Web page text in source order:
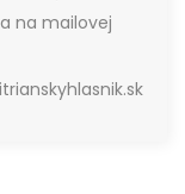
na mailovej